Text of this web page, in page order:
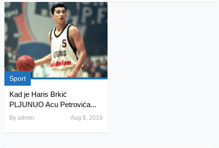
Sport
Kad je Haris Brkić
PLJUNUO Acu Petrovića...
By admin Aug 8, 2019